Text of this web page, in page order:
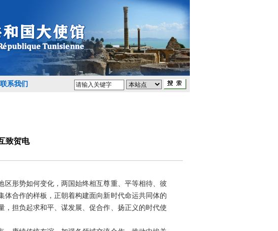
联系我们
致贺电
形势如何变化，两国始终相互尊重、平等相待、彼
合作的样板，正朝着构建面向新时代命运共同体的
担负起求和平、谋发展、促合作、扬正义的时代使